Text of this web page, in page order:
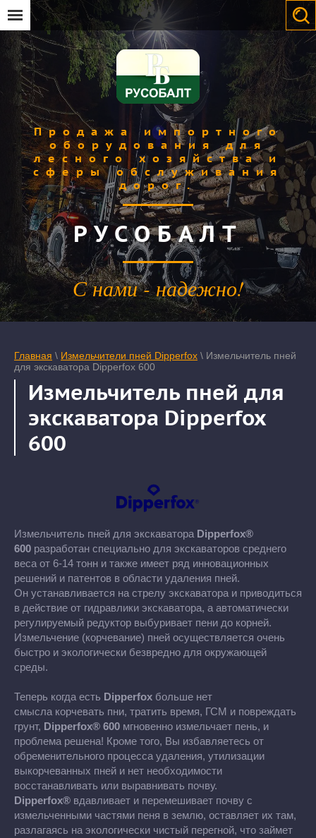
Продажа импортного
оборудования для
лесного хозяйства и
сферы обслуживания
дорог.
РУСОБАЛТ
С нами - надежно!
Главная \ Измельчители пней Dipperfox \ Измельчитель пней
для экскаватора Dipperfox 600
Измельчитель пней для
экскаватора Dipperfox
600
Измельчитель пней для экскаватора Dipperfox®
600 разработан специально для экскаваторов среднего
веса от 6-14 тонн и также имеет ряд инновационных
решений и патентов в области удаления пней.
Он устанавливается на стрелу экскаватора и приводиться
в действие от гидравлики экскаватора, а автоматически
регулируемый редуктор выбуривает пени до корней.
Измельчение (корчевание) пней осуществляется очень
быстро и экологически безвредно для окружающей
среды.
Теперь когда есть Dipperfox больше нет
смысла корчевать пни, тратить время, ГСМ и повреждать
грунт, Dipperfox® 600 мгновенно измельчает пень, и
проблема решена! Кроме того, Вы избавляетесь от
обременительного процесса удаления, утилизации
выкорчеванных пней и нет необходимости
восстанавливать или выравнивать почву.
Dipperfox® вдавливает и перемешивает почву с
измельченными частями пеня в землю, оставляет их там,
разлагаясь на экологически чистый перегной, что займет